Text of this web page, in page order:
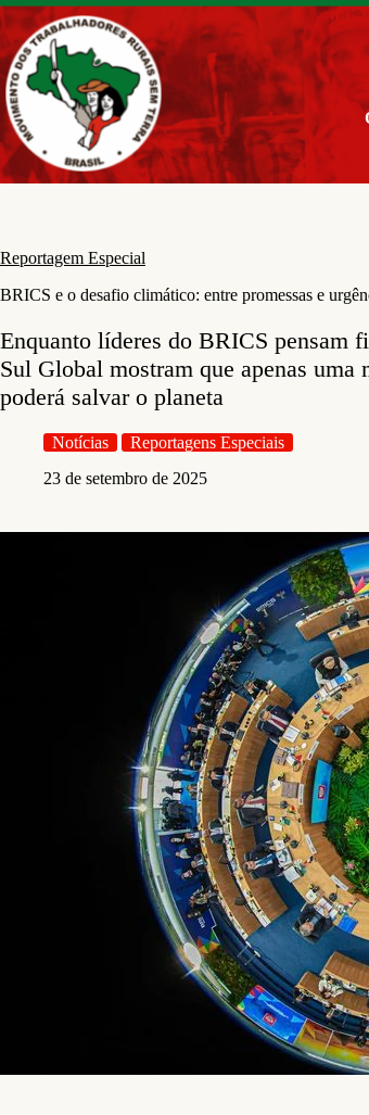
Pular
para
o
conteúdo
Reportagem Especial
BRICS e o desafio climático: entre promessas e
Enquanto líderes do BRICS pensam
Sul Global mostram que apenas
poderá salvar o planeta
Notícias
Reportagens Especiais
23 de setembro de 2025